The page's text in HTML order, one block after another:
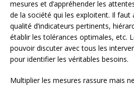
mesures et d’appréhender les
de la société qui les exploitent. Il faut
qualité d’indicateurs pertinents,
établir les tolérances optimales, etc.
pouvoir discuter avec tous les
pour identifier les véritables besoins.
Multiplier les mesures rassure mais